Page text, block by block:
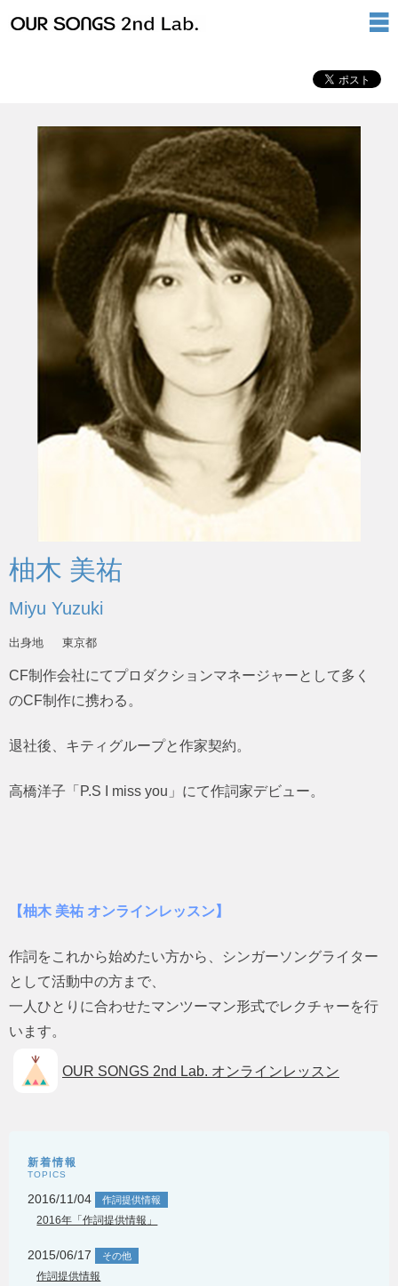
柚木 美祐
Miyu Yuzuki
出身地 東京都
CF制作会社にてプロダクションマネージャーとして多く
のCF制作に携わる。
退社後、キティグループと作家契約。
高橋洋子「P.S I miss you」にて作詞家デビュー。
【柚木 美祐 オンラインレッスン】
作詞をこれから始めたい方から、シンガーソングライター
として活動中の方まで、
一人ひとりに合わせたマンツーマン形式でレクチャーを行
います。
OUR SONGS 2nd Lab. オンラインレッスン
新着情報
TOPICS
2016/11/04 作詞提供情報
2016年「作詞提供情報」
2015/06/17 その他
作詞提供情報